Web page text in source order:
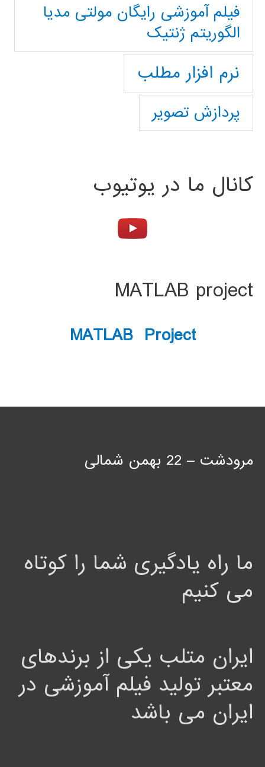
فیلم آموزشی رایگان مولتی مدیا
الگوریتم ژنتیک
نرم افزار مطلب
پردازش تصویر
کانال ما در یوتیوب
MATLAB project
MATLAB Project
مرودشت – 22 بهمن شمالی
ما راه یادگیری شما را کوتاه
می کنیم
ایران متلب یکی از برندهای
معتبر تولید فیلم آموزشی در
ایران می باشد